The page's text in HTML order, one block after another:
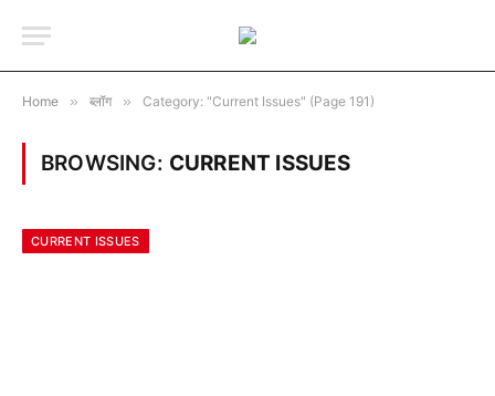
Home » ब्लॉग » Category: "Current Issues" (Page 191)
BROWSING: CURRENT ISSUES
CURRENT ISSUES